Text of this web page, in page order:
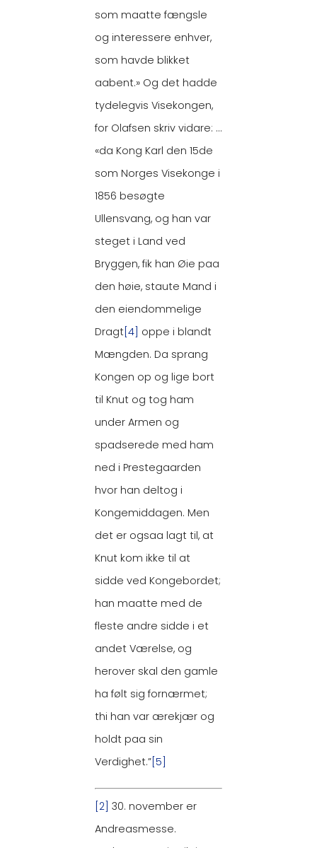
som maatte fængsle
og interessere enhver,
som havde blikket
aabent.» Og det hadde
tydelegvis Visekongen,
for Olafsen skriv vidare: …
«da Kong Karl den 15de
som Norges Visekonge i
1856 besøgte
Ullensvang, og han var
steget i Land ved
Bryggen, fik han Øie paa
den høie, staute Mand i
den eiendommelige
Dragt [4] oppe i blandt
Mængden. Da sprang
Kongen op og lige bort
til Knut og tog ham
under Armen og
spadserede med ham
ned i Prestegaarden
hvor han deltog i
Kongemiddagen. Men
det er ogsaa lagt til, at
Knut kom ikke til at
sidde ved Kongebordet;
han maatte med de
fleste andre sidde i et
andet Værelse, og
herover skal den gamle
ha følt sig fornærmet;
thi han var ærekjær og
holdt paa sin
Verdighet.”[5]
[2] 30. november er
Andreasmesse.